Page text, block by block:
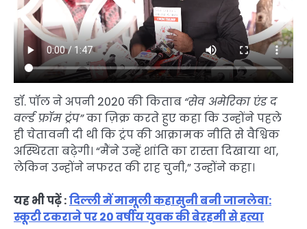
डॉ. पॉल ने अपनी 2020 की किताब “सेव अमेरिका एंड द
वर्ल्ड फ्रॉम ट्रंप”का ज़िक्र करते हुए कहा कि उन्होंने पहले
ही चेतावनी दी थी कि ट्रंप की आक्रामक नीति से वैश्विक
अस्थिरता बढ़ेगी। “मैंने उन्हें शांति का रास्ता दिखाया था,
लेकिन उन्होंने नफरत की राह चुनी,” उन्होंने कहा।
यह भी पढ़ें :दिल्ली में मामूली कहासुनी बनी जानलेवा:
स्कूटी टकराने पर 20 वर्षीय युवक की बेरहमी से हत्या